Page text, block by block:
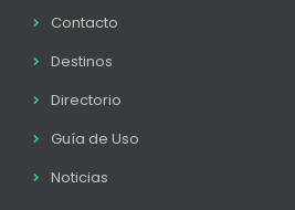
Contacto
Destinos
Directorio
Guía de Uso
Noticias